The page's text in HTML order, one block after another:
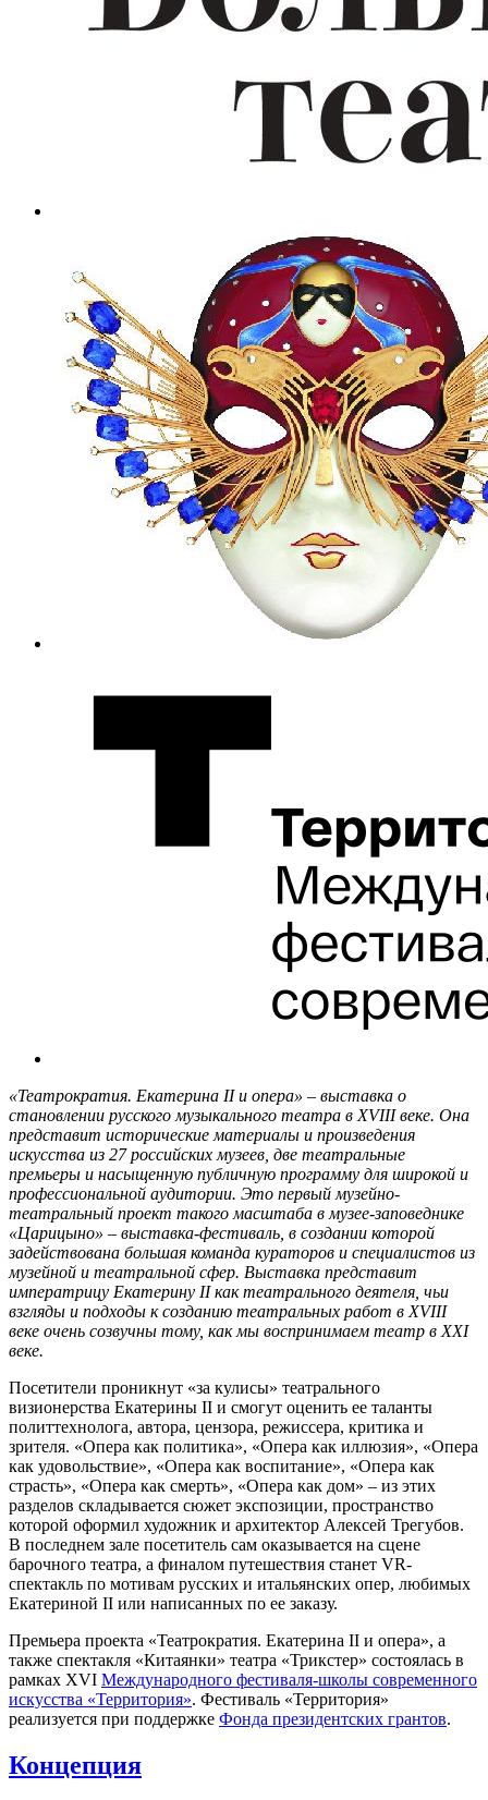
«Театрократия. Екатерина II и опера» – выставка о
становлении русского музыкального театра в XVIII веке. Она
представит исторические материалы и произведения
искусства из 27 российских музеев, две театральные
премьеры и насыщенную публичную программу для широкой и
профессиональной аудитории. Это первый музейно-
театральный проект такого масштаба в музее-заповеднике
«Царицыно» – выставка-фестиваль, в создании которой
задействована большая команда кураторов и специалистов из
музейной и театральной сфер. Выставка представит
императрицу Екатерину II как театрального деятеля, чьи
взгляды и подходы к созданию театральных работ в XVIII
веке очень созвучны тому, как мы воспринимаем театр в XXI
веке.
Посетители проникнут «за кулисы» театрального
визионерства Екатерины II и смогут оценить ее таланты
политтехнолога, автора, цензора, режиссера, критика и
зрителя. «Опера как политика», «Опера как иллюзия», «Опера
как удовольствие», «Опера как воспитание», «Опера как
страсть», «Опера как смерть», «Опера как дом» – из этих
разделов складывается сюжет экспозиции, пространство
которой оформил художник и архитектор Алексей Трегубов.
В последнем зале посетитель сам оказывается на сцене
барочного театра, а финалом путешествия станет VR-
спектакль по мотивам русских и итальянских опер, любимых
Екатериной II или написанных по ее заказу.
Премьера проекта «Театрократия. Екатерина II и опера», а
также спектакля «Китаянки» театра «Трикстер» состоялась в
рамках XVI Международного фестиваля-школы современного
искусства «Территория». Фестиваль «Территория»
реализуется при поддержке Фонда президентских грантов.
Концепция